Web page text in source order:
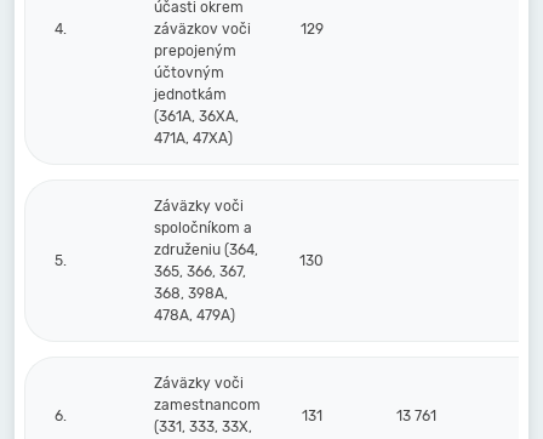
4.
účasti okrem
záväzkov voči
prepojeným
účtovným
jednotkám
(361A, 36XA,
471A, 47XA)
129
5.
Záväzky voči
spoločníkom a
združeniu (364,
365, 366, 367,
368, 398A,
478A, 479A)
130
6.
Záväzky voči
zamestnancom
(331, 333, 33X,
131 13 761